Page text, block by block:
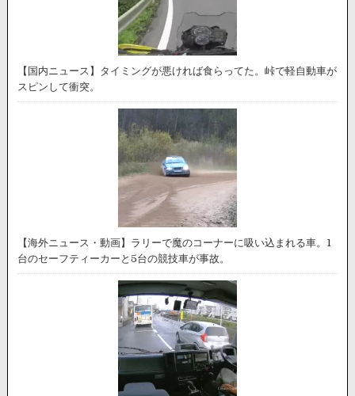
【国内ニュース】タイミングが悪ければ食らってた。峠で軽自動車が
スピンして衝突。
【海外ニュース・動画】ラリーで魔のコーナーに吸い込まれる車。1
台のセーフティーカーと5台の競技車が事故。